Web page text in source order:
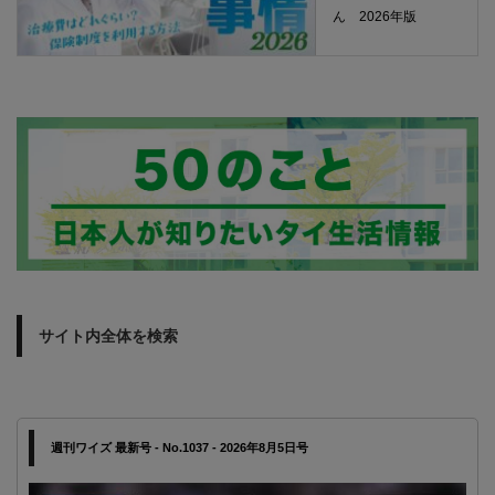
ん 2026年版
サイト内全体を検索
週刊ワイズ 最新号 - No.1037 - 2026年8月5日号